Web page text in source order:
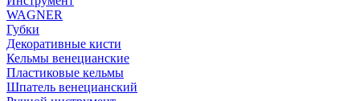
WAGNER
Губки
Декоративные кисти
Кельмы венецианские
Пластиковые кельмы
Шпатель венецианский